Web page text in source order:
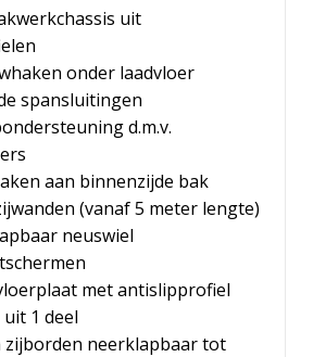
uit
onder laadvloer
spansluitingen
d.m.v.
aan binnenzijde bak
(vanaf 5 meter lengte)
neuswiel
met antislipprofiel
1 deel
zijborden neerklapbaar tot